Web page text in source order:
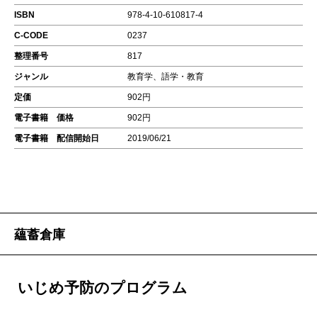
ISBN 978-4-10-610817-4
C-CODE 0237
整理番号 817
ジャンル 教育学、語学・教育
定価 902円
電子書籍 価格 902円
電子書籍 配信開始日 2019/06/21
蘊蓄倉庫
いじめ予防のプログラム